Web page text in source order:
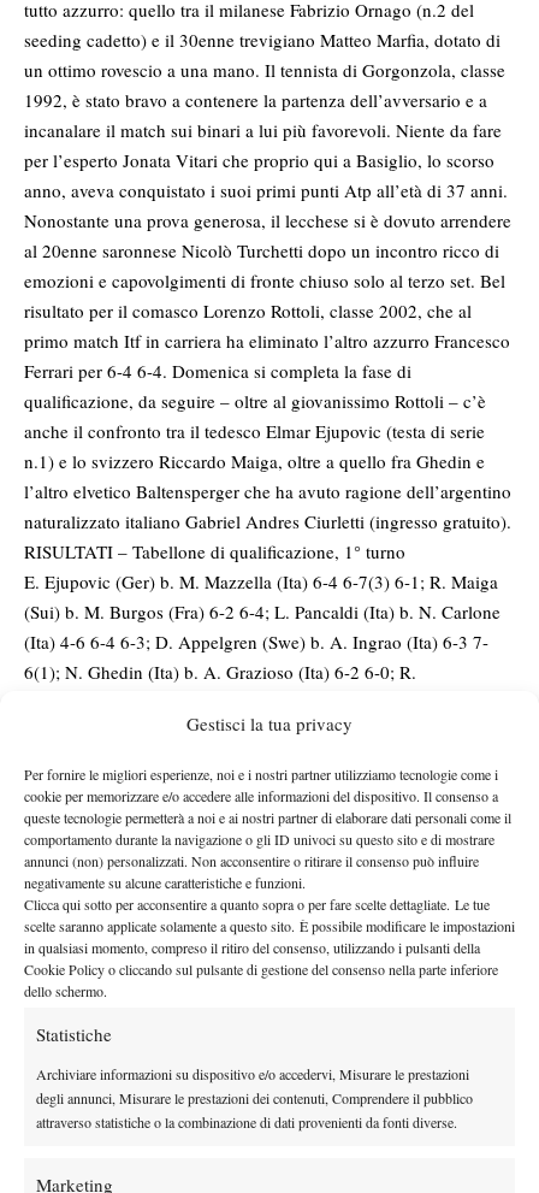
Gestisci la tua privacy
Per fornire le migliori esperienze, noi e i nostri partner utilizziamo tecnologie come i
cookie per memorizzare e/o accedere alle informazioni del dispositivo. Il consenso a
queste tecnologie permetterà a noi e ai nostri partner di elaborare dati personali come il
comportamento durante la navigazione o gli ID univoci su questo sito e di mostrare
annunci (non) personalizzati. Non acconsentire o ritirare il consenso può influire
negativamente su alcune caratteristiche e funzioni.
Clicca qui sotto per acconsentire a quanto sopra o per fare scelte dettagliate. Le tue
scelte saranno applicate solamente a questo sito. È possibile modificare le impostazioni
in qualsiasi momento, compreso il ritiro del consenso, utilizzando i pulsanti della
Cookie Policy o cliccando sul pulsante di gestione del consenso nella parte inferiore
dello schermo.
Statistiche
Archiviare informazioni su dispositivo e/o accedervi, Misurare le prestazioni
degli annunci, Misurare le prestazioni dei contenuti, Comprendere il pubblico
attraverso statistiche o la combinazione di dati provenienti da fonti diverse.
Marketing
tutto azzurro: quello tra il milanese Fabrizio Ornago (n.2 del
seeding cadetto) e il 30enne trevigiano Matteo Marfia, dotato di
un ottimo rovescio a una mano. Il tennista di Gorgonzola, classe
1992, è stato bravo a contenere la partenza dell’avversario e a
incanalare il match sui binari a lui più favorevoli. Niente da fare
per l’esperto Jonata Vitari che proprio qui a Basiglio, lo scorso
anno, aveva conquistato i suoi primi punti Atp all’età di 37 anni.
Nonostante una prova generosa, il lecchese si è dovuto arrendere
al 20enne saronnese Nicolò Turchetti dopo un incontro ricco di
emozioni e capovolgimenti di fronte chiuso solo al terzo set. Bel
risultato per il comasco Lorenzo Rottoli, classe 2002, che al
primo match Itf in carriera ha eliminato l’altro azzurro Francesco
Ferrari per 6-4 6-4. Domenica si completa la fase di
qualificazione, da seguire – oltre al giovanissimo Rottoli – c’è
anche il confronto tra il tedesco Elmar Ejupovic (testa di serie
n.1) e lo svizzero Riccardo Maiga, oltre a quello fra Ghedin e
l’altro elvetico Baltensperger che ha avuto ragione dell’argentino
naturalizzato italiano Gabriel Andres Ciurletti (ingresso gratuito).
RISULTATI – Tabellone di qualificazione, 1° turno
E. Ejupovic (Ger) b. M. Mazzella (Ita) 6-4 6-7(3) 6-1; R. Maiga
(Sui) b. M. Burgos (Fra) 6-2 6-4; L. Pancaldi (Ita) b. N. Carlone
(Ita) 4-6 6-4 6-3; D. Appelgren (Swe) b. A. Ingrao (Ita) 6-3 7-
6(1); N. Ghedin (Ita) b. A. Grazioso (Ita) 6-2 6-0; R.
b. S. Zorzi (Ita) 6-1 6-2; L. Ruepke (Ger) b. M. Speziali (Ita) 6-3
(Pol) b. A. Ceppellini (Ita) 6-2 6-4; N. Turchetti (Ita) b. J. Vitari
(Ita) 6-1 3-6 6-3, L. Rottoli (Ita) b. F. Ferrari (Ita) 6-4 6-4. Da
concludere in serata: F. Salviato – A. Guerrieri (Ita), G. Di Nicola
– M. Mansson (Sve), R. Bertola (Svi) – F.Z. Zgombic (Cro), G.
Ricca (Ita) – L. Frost (Sve).